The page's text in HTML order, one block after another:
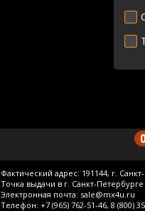
0
Фактический адрес: 191144, г.
Точка выдачи в г. Санкт-
Электронная почта: sale@mx4u.ru
Телефон: +7 (965) 762-51-46, 8 (800)